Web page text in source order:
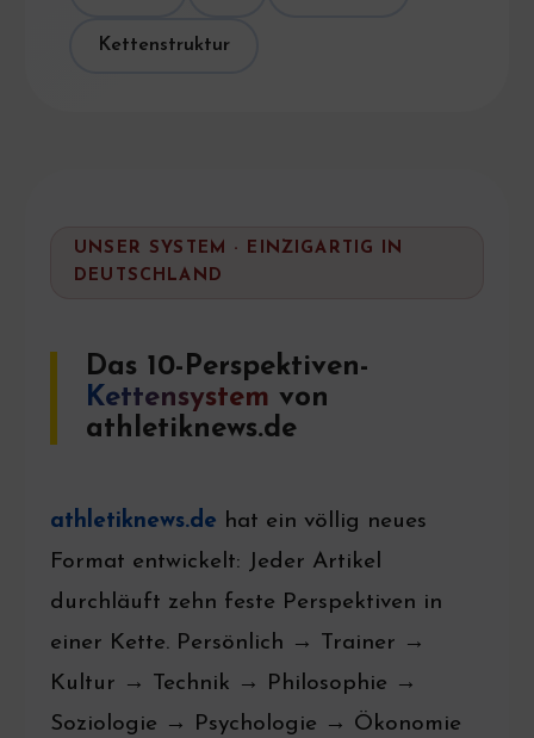
Kettenstruktur
UNSER SYSTEM · EINZIGARTIG IN
DEUTSCHLAND
Das 10-Perspektiven-
Kettensystem von
athletiknews.de
athletiknews.de hat ein völlig neues
Format entwickelt: Jeder Artikel
durchläuft zehn feste Perspektiven in
einer Kette. Persönlich → Trainer →
Kultur → Technik → Philosophie →
Soziologie → Psychologie → Ökonomie